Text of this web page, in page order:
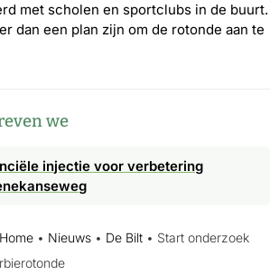
met scholen en sportclubs in de buurt.
dan een plan zijn om de rotonde aan te
we
injectie voor verbetering
Home • Nieuws • De Bilt • Start onderzoek